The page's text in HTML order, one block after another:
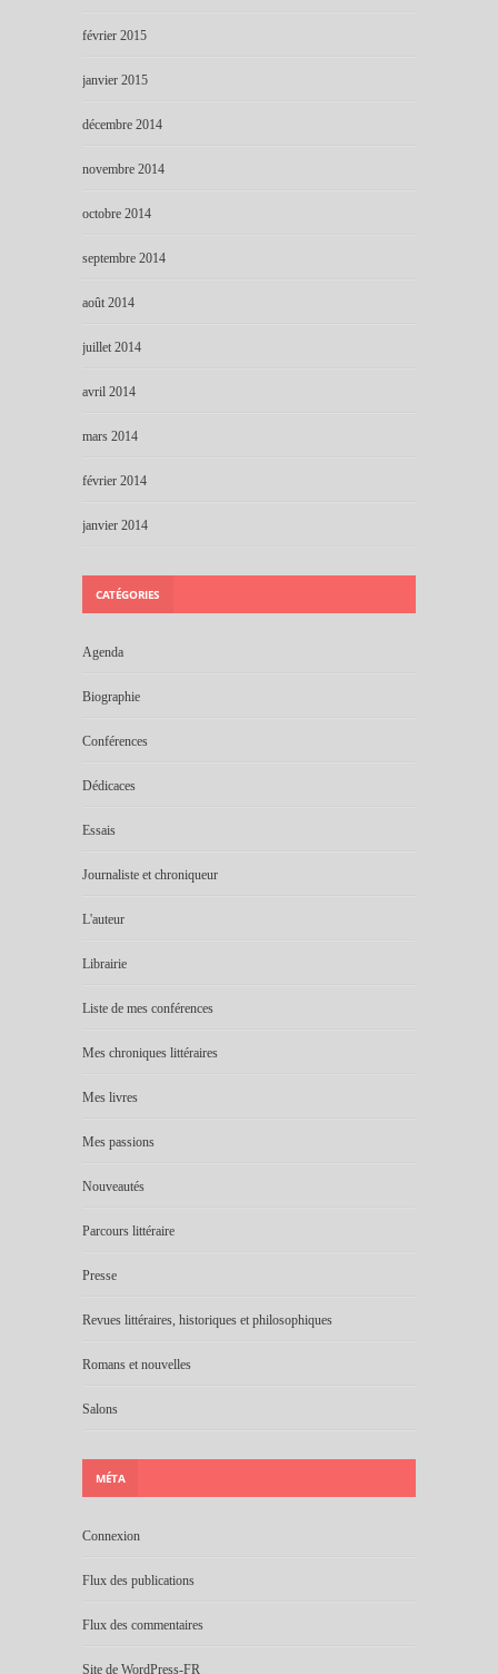
février 2015
janvier 2015
décembre 2014
novembre 2014
octobre 2014
septembre 2014
août 2014
juillet 2014
avril 2014
mars 2014
février 2014
janvier 2014
CATÉGORIES
Agenda
Biographie
Conférences
Dédicaces
Essais
Journaliste et chroniqueur
L'auteur
Librairie
Liste de mes conférences
Mes chroniques littéraires
Mes livres
Mes passions
Nouveautés
Parcours littéraire
Presse
Revues littéraires, historiques et philosophiques
Romans et nouvelles
Salons
MÉTA
Connexion
Flux des publications
Flux des commentaires
Site de WordPress-FR